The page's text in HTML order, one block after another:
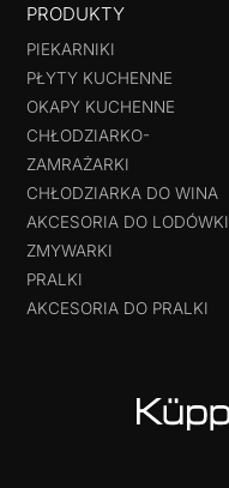
PRODUKTY
PIEKARNIKI
PŁYTY KUCHENNE
OKAPY KUCHENNE
CHŁODZIARKO-
ZAMRAŻARKI
CHŁODZIARKA DO WINA
AKCESORIA DO LODÓWKI
ZMYWARKI
PRALKI
AKCESORIA DO PRALKI